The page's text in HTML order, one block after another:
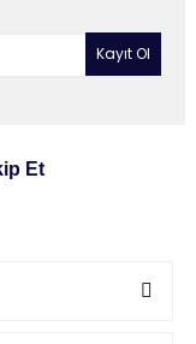
Et